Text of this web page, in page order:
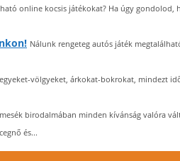
online kocsis játékokat? Ha úgy
Nálunk rengeteg autós játék
völgyeket, árkokat-bokrokat, mindezt
birodalmában minden kívánság valóra
és...